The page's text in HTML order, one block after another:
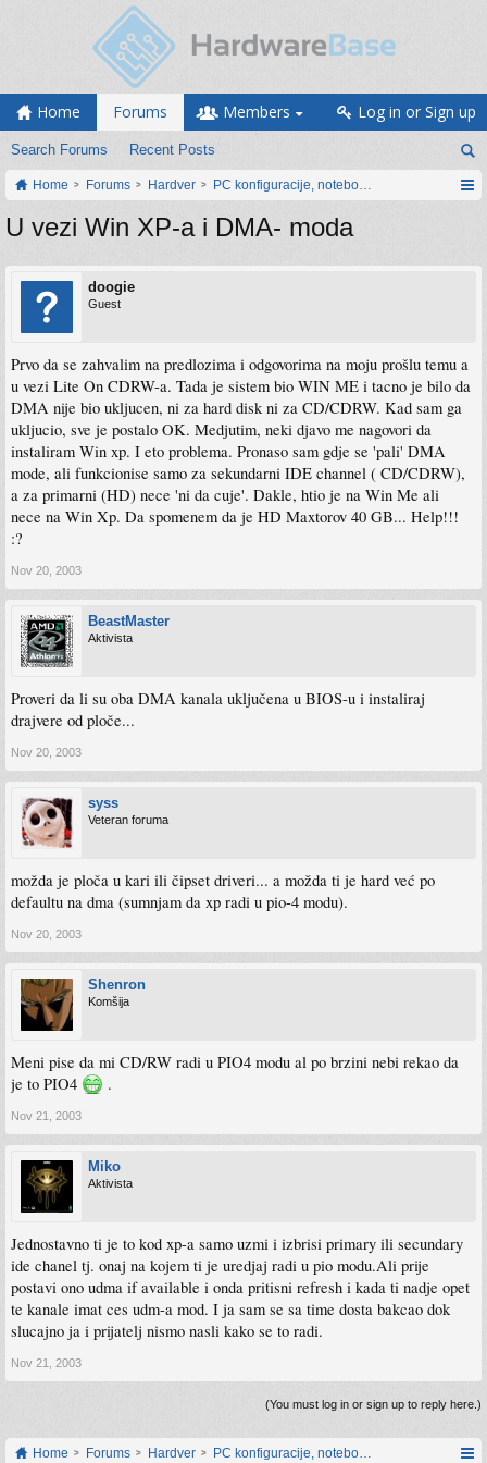
Home Forums
Search Forums Recent Posts
Members Log in or Sign up
Home Forums Hardver PC konfiguracije, notebook računari, servis
U vezi Win XP-a i DMA- moda
doogie
Guest
Prvo da se zahvalim na predlozima i odgovorima na moju prošlu temu a
u vezi Lite On CDRW-a. Tada je sistem bio WIN ME i tacno je bilo da
DMA nije bio ukljucen, ni za hard disk ni za CD/CDRW. Kad sam ga
ukljucio, sve je postalo OK. Medjutim, neki djavo me nagovori da
instaliram Win xp. I eto problema. Pronaso sam gdje se 'pali' DMA
mode, ali funkcionise samo za sekundarni IDE channel ( CD/CDRW),
a za primarni (HD) nece 'ni da cuje'. Dakle, htio je na Win Me ali
nece na Win Xp. Da spomenem da je HD Maxtorov 40 GB... Help!!!
:?
Nov 20, 2003
BeastMaster
Aktivista
Proveri da li su oba DMA kanala uključena u BIOS-u i instaliraj
drajvere od ploče...
Nov 20, 2003
syss
Veteran foruma
možda je ploča u kari ili čipset driveri... a možda ti je hard već po
defaultu na dma (sumnjam da xp radi u pio-4 modu).
Nov 20, 2003
Shenron
Komšija
Meni pise da mi CD/RW radi u PIO4 modu al po brzini nebi rekao da
je to PIO4
.
Nov 21, 2003
Miko
Aktivista
Jednostavno ti je to kod xp-a samo uzmi i izbrisi primary ili secundary
ide chanel tj. onaj na kojem ti je uredjaj radi u pio modu.Ali prije
postavi ono udma if available i onda pritisni refresh i kada ti nadje opet
te kanale imat ces udm-a mod. I ja sam se sa time dosta bakcao dok
slucajno ja i prijatelj nismo nasli kako se to radi.
Nov 21, 2003
(You must log in or sign up to reply here.)
Home Forums Hardver PC konfiguracije, notebook računari, servis